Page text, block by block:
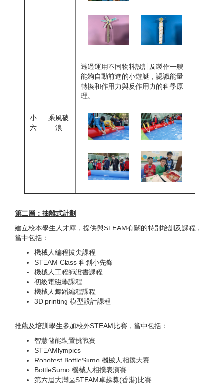
小
六
乘風破
浪
透過運用不同物料設計及製作一艘
能夠自動前進的小遊艇，認識能量
轉換和作用力與反作用力的科學原
理。
第二層：抽離式計劃
建立校本學生人才庫，提供與STEAM有關的特別培訓及課程，
當中包括：
機械人編程拔尖課程
STEAM Class 科創小先鋒
機械人工程師證書課程
初級電磁學課程
機械人舞蹈編程課程
3D printing 模型設計課程
推薦及培訓學生參加校外STEAM比賽，當中包括：
智慧儲能裝置挑戰賽
STEAMlympics
Robofest BottleSumo 機械人相撲大賽
BottleSumo 機械人相撲表演賽
第六屆大灣區STEAM卓越獎(香港)比賽